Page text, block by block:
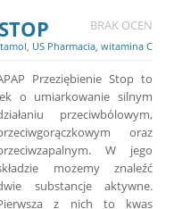
BRAK OCEN
US Pharmacia witamina C
Przeziębienie Stop to
o umiarkowanie silnym
przeciwbólowym,
oraz
W jego
możemy znaleźć
substancje aktywne.
z nich to kwas